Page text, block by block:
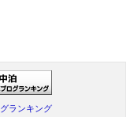
ランキング